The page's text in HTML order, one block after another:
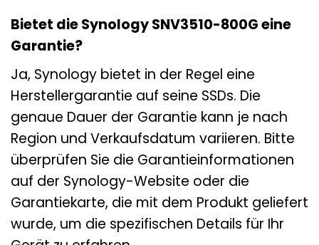
Bietet die Synology SNV3510-800G eine
Garantie?
Ja, Synology bietet in der Regel eine
Herstellergarantie auf seine SSDs. Die
genaue Dauer der Garantie kann je nach
Region und Verkaufsdatum variieren. Bitte
überprüfen Sie die Garantieinformationen
auf der Synology-Website oder die
Garantiekarte, die mit dem Produkt geliefert
wurde, um die spezifischen Details für Ihr